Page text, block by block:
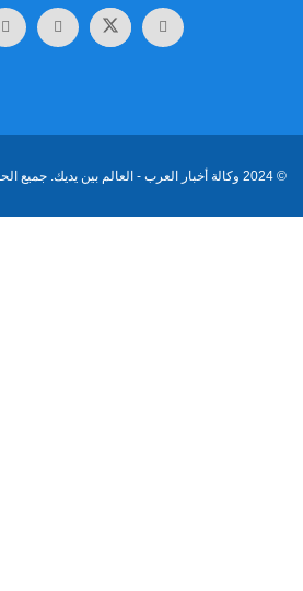
أخبار العرب- العالم بين يديك. جميع الحقوق محفوظة.